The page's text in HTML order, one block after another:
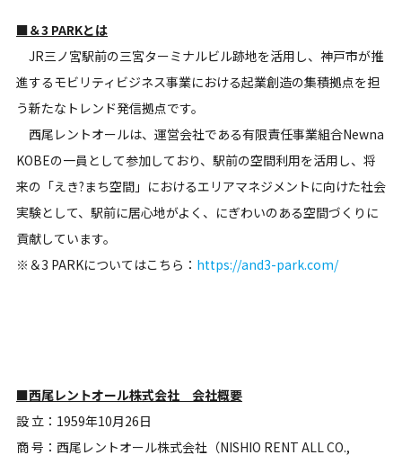
■＆3 PARKとは
JR三ノ宮駅前の三宮ターミナルビル跡地を活用し、神戸市が推
進するモビリティビジネス事業における起業創造の集積拠点を担
う新たなトレンド発信拠点です。
西尾レントオールは、運営会社である有限責任事業組合Newna
KOBEの一員として参加しており、駅前の空間利用を活用し、将
来の「えき?まち空間」におけるエリアマネジメントに向けた社会
実験として、駅前に居心地がよく、にぎわいのある空間づくりに
貢献しています。
※＆3 PARKについてはこちら： https://and3-park.com/
■西尾レントオール株式会社 会社概要
設 立：1959年10月26日
商 号：西尾レントオール株式会社（NISHIO RENT ALL CO.,